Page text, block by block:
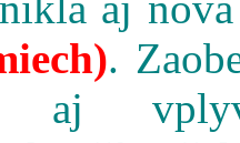
.
aj